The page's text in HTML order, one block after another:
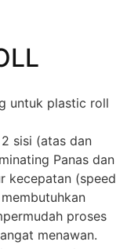
untuk plastic roll
sisi (atas dan
Panas dan
kecepatan (speed
proses
menawan.